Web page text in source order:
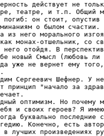
действует не
театре, и т.п. Общий
он стоит, опустив
о былом
из него морального
монах-отшельник, со
него отойдя. В
новый Смысл (любовь
уже не вернет ему
Сергеевич Шефнеp. У
пpинцип "начало за
оптимизм. Но почему
и своих геpоев? Я
буквально последние
Конечно, есть
лучших пpоизведениях